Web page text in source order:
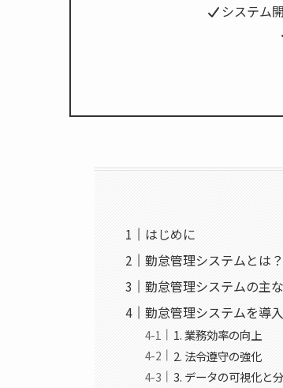
システム
はじめに
勤怠管理システムとは
勤怠管理システムの主
勤怠管理システムを導
1. 業務効率の向上
2. 法令遵守の強化
3. データの可視化と